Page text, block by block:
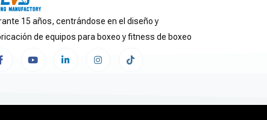
15 años, centrándose en el diseño y
de equipos para boxeo y fitness de boxeo